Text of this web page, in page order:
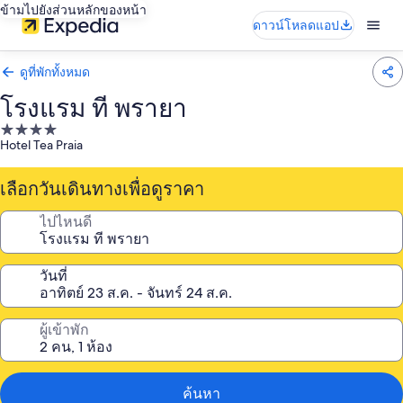
ข้ามไปยังส่วนหลักของหน้า
ดาวน์โหลดแอป
ดูที่พักทั้งหมด
โรงแรม ที พรายา
ที่พัก
4.0
Hotel Tea Praia
เลือกวันเดินทางเพื่อดูราคา
ไปไหนดี
วันที่
ผู้เข้าพัก
ค้นหา